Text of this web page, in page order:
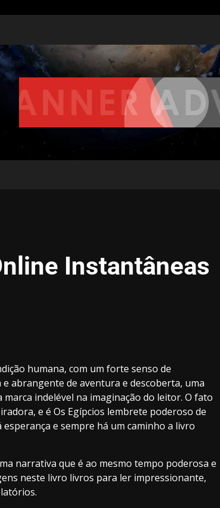
Instantâneas
humana, com um forte senso de
abrangente de aventura e descoberta, uma
indelével na imaginação do leitor. O fato
e é Os Egípcios lembrete poderoso de
e sempre há um caminho a livro
narrativa que é ao mesmo tempo poderosa e
neste livro livros para ler impressionante,